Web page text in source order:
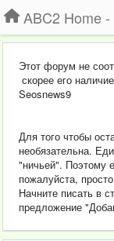
ABC2 Home -
Этот форум не
скорее его
Seosnews9
Для того чтобы
необязательна.
"ничьей". Поэтому
пожалуйста,
Начните писать в
предложение